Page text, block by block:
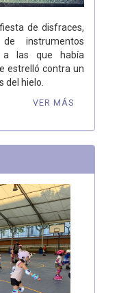
de disfraces,
instrumentos
a las que había
estrelló contra un
del hielo.
VER MÁS